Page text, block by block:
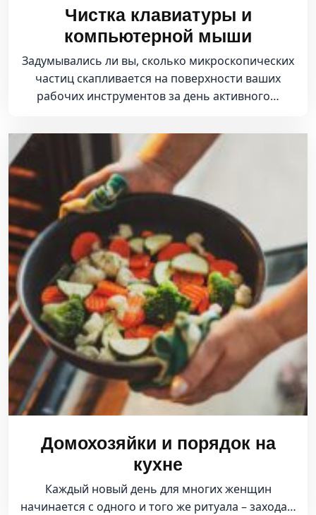
Чистка клавиатуры и
компьютерной мыши
Задумывались ли вы, сколько микроскопических
частиц скапливается на поверхности ваших
рабочих инструментов за день активного…
Домохозяйки и порядок на
кухне
Каждый новый день для многих женщин
начинается с одного и того же ритуала – захода…